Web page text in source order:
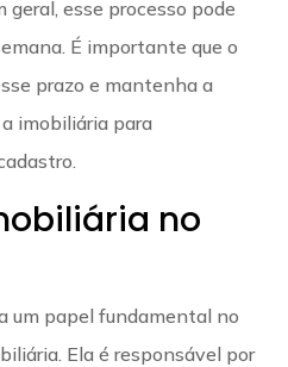
geral, esse processo pode
É importante que o
prazo e mantenha a
imobiliária para
no
um papel fundamental no
Ela é responsável por